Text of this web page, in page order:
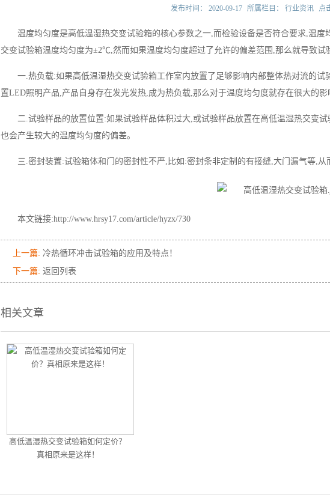
发布时间： 2020-09-17 所属栏目： 行业资讯 点
温度均匀度是高低温湿热交变试验箱的核心参数之一,而检验设备是否符合要求,温
交变试验箱温度均匀度为±2℃,然而如果温度均匀度超过了允许的偏差范围,那么就导致试
一.热负载:如果高低温湿热交变试验箱工作室内放置了足够影响内部整体热对流的
置LED照明产品,产品自身存在发光发热,成为热负载,那么对于温度均匀度就存在很大的影
二.试验样品的放置位置:如果试验样品体积过大,或试验样品放置在高低温湿热交变试
也会产生较大的温度均匀度的偏差。
三.密封装置:试验箱体和门的密封性不严,比如:密封条非定制的有接缝,大门漏气等,
本文链接:http://www.hrsy17.com/article/hyzx/730
上一篇: 冷热循环冲击试验箱的应用及特点！
下一篇: 返回列表
相关文章
高低温湿热交变试验箱如何定价？
真相原来是这样！